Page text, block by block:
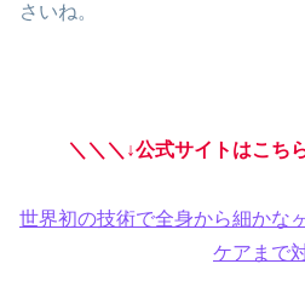
さいね。
＼＼＼↓公式サイトはこち
世界初の技術で全身から細かな
ケアまで